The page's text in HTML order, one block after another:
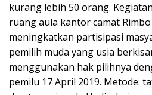
kurang lebih 50 orang.
ruang aula kantor camat
meningkatkan partisipasi
pemilih muda yang usia
menggunakan hak pilihnya
pemilu 17 April 2019. Metode: